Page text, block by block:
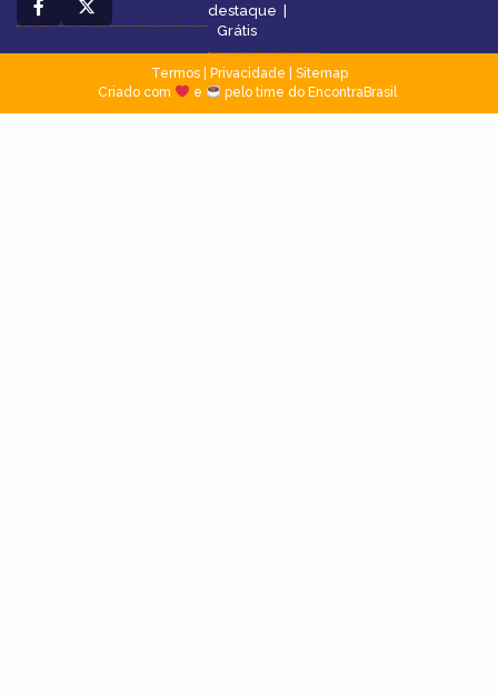
destaque |
Grátis
Termos| Privacidade
Sitemap
Criado com
e pelo time do EncontraBrasil